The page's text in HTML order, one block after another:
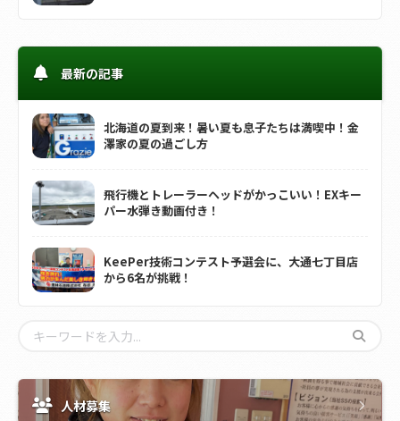
最新の記事
北海道の夏到来！暑い夏も息子たちは満喫中！金
澤家の夏の過ごし方
飛行機とトレーラーヘッドがかっこいい！EXキー
パー水弾き動画付き！
KeePer技術コンテスト予選会に、大通七丁目店
から6名が挑戦！
人材募集